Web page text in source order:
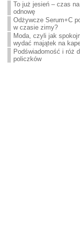
To już jesień – czas na
odnowę
Odżywcze Serum+C
w czasie zimy?
Moda, czyli jak
wydać majątek na
Podświadomość i róż
policzków